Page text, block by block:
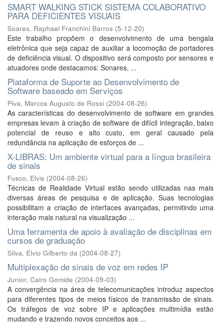
SMART WALKING STICK SISTEMA COLABORATIVO
PARA DEFICIENTES VISUAIS
Soares, Raphael Franchini Barros (5-12-20)
Este trabalho propõem o desenvolvimento de uma bengala
eletrônica que seja capaz de auxiliar a locomoção de portadores
de deficiência visual. O dispositivo será composto por sensores e
atuadores onde destacamos: Sonares, ...
Plataforma de Suporte ao Desenvolvimento de
Software baseado em Serviços
Piva, Marcos Augusto de Rossi (2004-08-26)
As características do desenvolvimento de software em grandes
empresas levam à criação de software de difícil integração, baixo
potencial de reuso e alto custo, em geral causado pela
redundância na aplicação de esforços de ...
X-LIBRAS: Um ambiente virtual para a língua brasileira
de sinais
Fusco, Elvis (2004-08-26)
Técnicas de Realidade Virtual estão sendo utilizadas nas mais
diversas áreas de pesquisa e de aplicação. Suas tecnologias
possibilitam a criação de interfaces avançadas, permitindo uma
interação mais natural na visualização ...
Uma ferramenta de apoio à avaliação de disciplinas em
cursos de graduação
Silva, Elvio Gilberto da (2004-08-27)
Multiplexação de sinais de voz em redes IP
Junior, Cairo Gomide (2004-09-03)
A convergência na área de telecomunicações introduz aspectos
para diferentes tipos de meios físicos de transmissão de sinais.
Os tráfegos de voz sobre IP e aplicações multimídia estão
mudando e trazendo novos conceitos aos ...